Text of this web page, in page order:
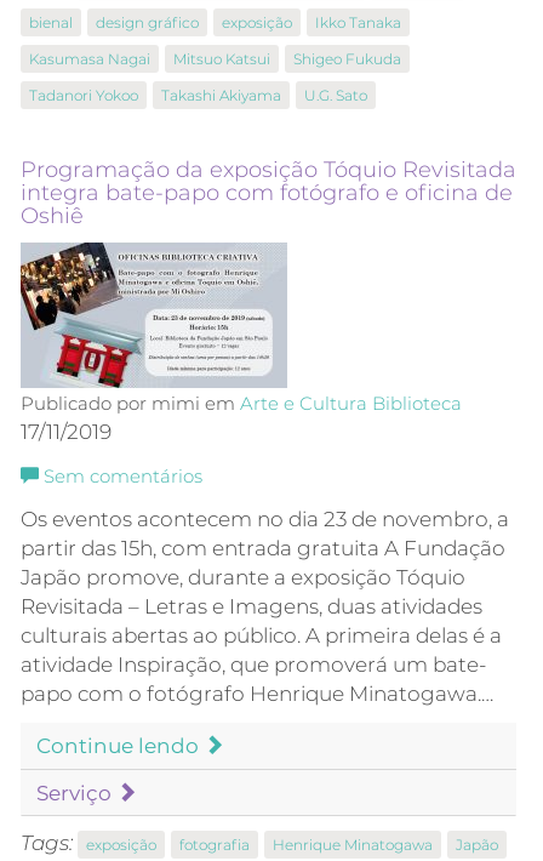
bienal
design gráfico exposição
Ikko Tanaka
Kasumasa Nagai
Mitsuo Katsui
Shigeo Fukuda
Tadanori Yokoo
Takashi Akiyama U.G. Sato
Programação da exposição Tóquio Revisitada
integra bate-papo com fotógrafo e oficina de
Oshiê
Publicado por mimi em Arte e Cultura Biblioteca
17/11/2019
Sem comentários
Os eventos acontecem no dia 23 de novembro, a
partir das 15h, com entrada gratuita A Fundação
Japão promove, durante a exposição Tóquio
Revisitada – Letras e Imagens, duas atividades
culturais abertas ao público. A primeira delas é a
atividade Inspiração, que promoverá um bate-
papo com o fotógrafo Henrique Minatogawa.…
Continue lendo
Serviço
Tags: exposição fotografia Henrique Minatogawa
Japão